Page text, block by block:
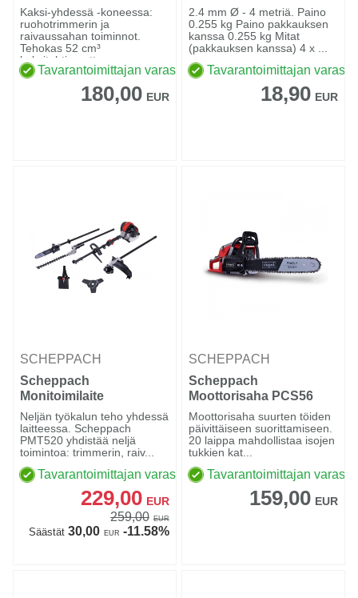
Kaksi-yhdessä -koneessa:
ruohotrimmerin ja
raivaussahan toiminnot.
Tehokas 52 cm³
kaksitahtimoottor...
Tavarantoimittajan varastossa
180,00 EUR
2.4 mm Ø - 4 metriä. Paino
0.255 kg Paino pakkauksen
kanssa 0.255 kg Mitat
(pakkauksen kanssa) 4 x ...
Tavarantoimittajan
18,90 EUR
SCHEPPACH
Scheppach
Monitoimilaite
puutarhaan PMT520
Neljän työkalun teho yhdessä
laitteessa. Scheppach
PMT520 yhdistää neljä
toimintoa: trimmerin, raiv...
Tavarantoimittajan varastossa
229,00 EUR
259,00 EUR
Säästät30,00 EUR -11.58%
SCHEPPACH
Scheppach
Moottorisaha PCS56
Moottorisaha suurten töiden
päivittäiseen suorittamiseen.
20 laippa mahdollistaa isojen
tukkien kat...
Tavarantoimittajan
159,00 EUR